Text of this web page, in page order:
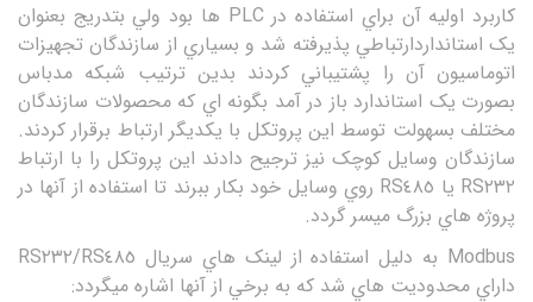
کاربرد اوليه آن براي استفاده در PLC ها بود ولي بتدريج بعنوان
يک استانداردارتباطي پذيرفته شد و بسياري از سازندگان تجهيزات
اتوماسيون آن را پشتيباني کردند بدين ترتيب شبکه مدباس
بصورت يک استاندارد باز در آمد بگونه اي که محصولات سازندگان
مختلف بسهولت توسط اين پروتکل با يکديگر ارتباط برقرار کردند.
سازندگان وسايل کوچک نيز ترجيح دادند اين پروتکل را با ارتباط
RS٢٣٢ يا RS٤٨٥ روي وسايل خود بکار ببرند تا استفاده از آنها در
پروژه هاي بزرگ ميسر گردد.
Modbus به دليل استفاده از لينک هاي سريال RS٤٨٥/RS٢٣٢
داراي محدوديت هاي شد که به برخي از آنها اشاره ميگردد: